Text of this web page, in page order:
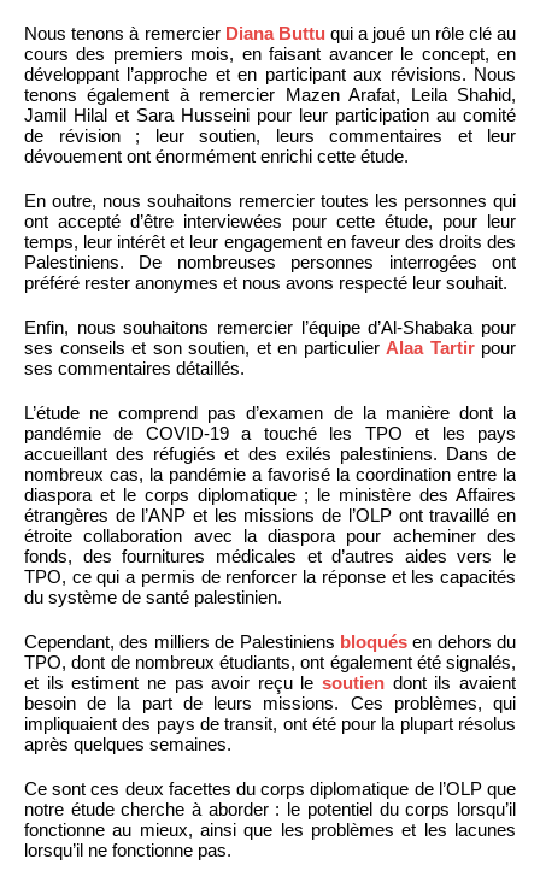
Nous tenons à remercier Diana Buttu qui a joué un rôle clé au
cours des premiers mois, en faisant avancer le concept, en
développant l’approche et en participant aux révisions. Nous
tenons également à remercier Mazen Arafat, Leila Shahid,
Jamil Hilal et Sara Husseini pour leur participation au comité
de révision ; leur soutien, leurs commentaires et leur
dévouement ont énormément enrichi cette étude.
En outre, nous souhaitons remercier toutes les personnes qui
ont accepté d’être interviewées pour cette étude, pour leur
temps, leur intérêt et leur engagement en faveur des droits des
Palestiniens. De nombreuses personnes interrogées ont
préféré rester anonymes et nous avons respecté leur souhait.
Enfin, nous souhaitons remercier l’équipe d’Al-Shabaka pour
ses conseils et son soutien, et en particulier Alaa Tartirpour
ses commentaires détaillés.
L’étude ne comprend pas d’examen de la manière dont la
pandémie de COVID-19 a touché les TPO et les pays
accueillant des réfugiés et des exilés palestiniens. Dans de
nombreux cas, la pandémie a favorisé la coordination entre la
diaspora et le corps diplomatique ; le ministère des Affaires
étrangères de l’ANP et les missions de l’OLP ont travaillé en
étroite collaboration avec la diaspora pour acheminer des
fonds, des fournitures médicales et d’autres aides vers le
TPO, ce qui a permis de renforcer la réponse et les capacités
du système de santé palestinien.
Cependant, des milliers de Palestiniens bloquésen dehors du
TPO, dont de nombreux étudiants, ont également été signalés,
et ils estiment ne pas avoir reçu lesoutien dont ils avaient
besoin de la part de leurs missions. Ces problèmes, qui
impliquaient des pays de transit, ont été pour la plupart résolus
après quelques semaines.
Ce sont ces deux facettes du corps diplomatique de l’OLP que
notre étude cherche à aborder : le potentiel du corps lorsqu’il
fonctionne au mieux, ainsi que les problèmes et les lacunes
lorsqu’il ne fonctionne pas.